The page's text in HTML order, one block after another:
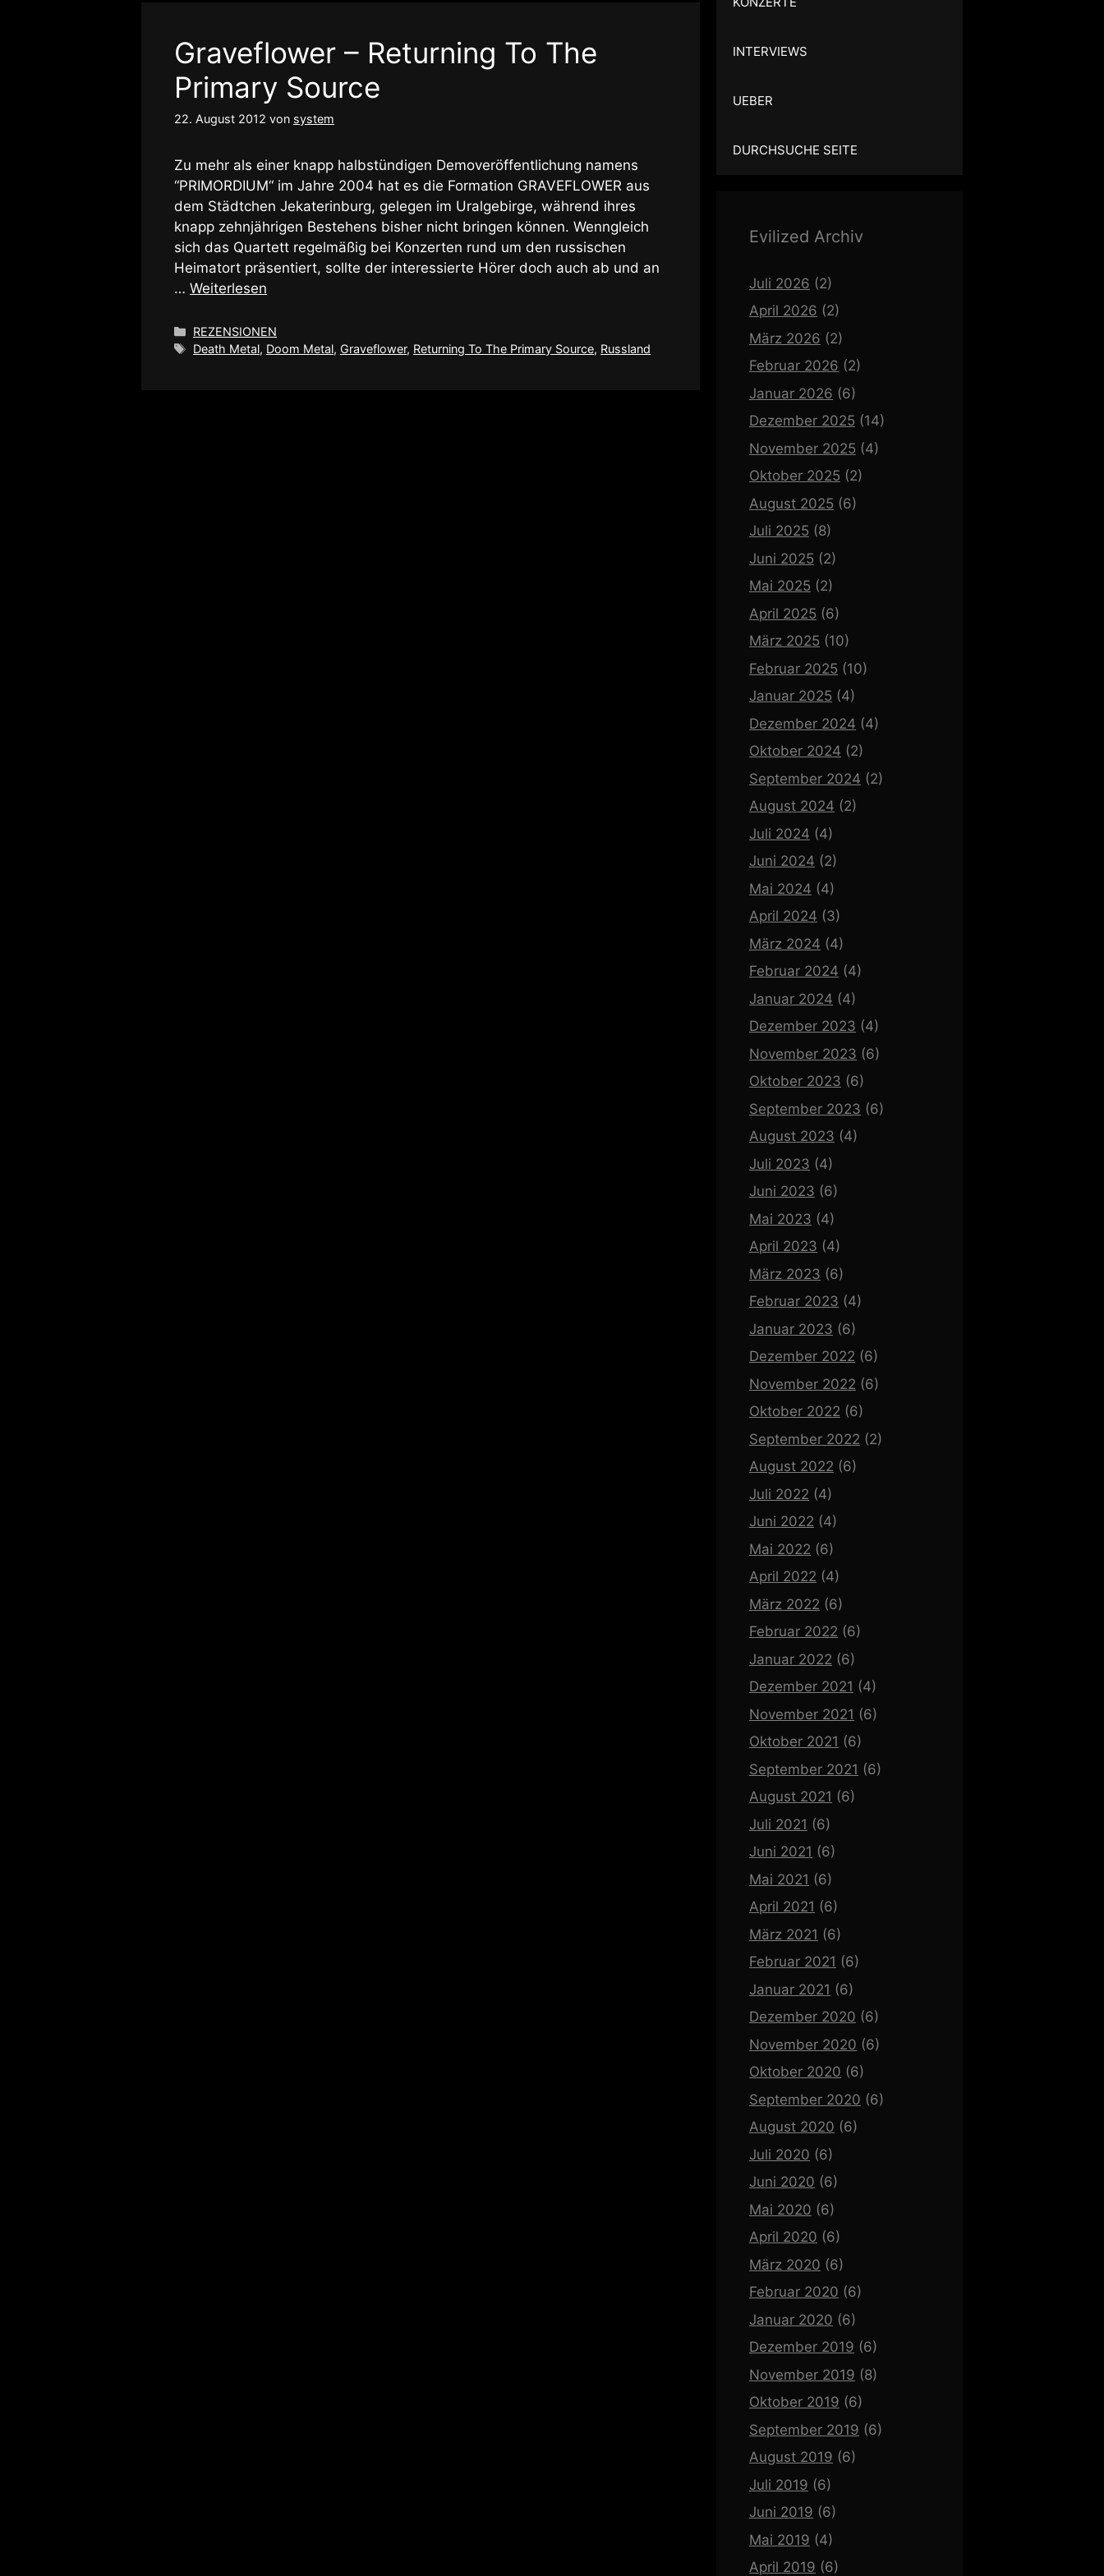
Graveflower – Returning To The
Primary Source
22. August 2012 von system
Zu mehr als einer knapp halbstündigen Demoveröffentlichung namens
“PRIMORDIUM“ im Jahre 2004 hat es die Formation GRAVEFLOWER aus
dem Städtchen Jekaterinburg, gelegen im Uralgebirge, während ihres
knapp zehnjährigen Bestehens bisher nicht bringen können. Wenngleich
sich das Quartett regelmäßig bei Konzerten rund um den russischen
Heimatort präsentiert, sollte der interessierte Hörer doch auch ab und an
… Weiterlesen
Kategorien
REZENSIONEN
Schlagwörter
Death Metal, Doom Metal, Graveflower, Returning To The Primary Source, Russland
INTERVIEWS
UEBER
DURCHSUCHE SEITE
Evilized Archiv
Juli 2026 (2)
April 2026 (2)
März 2026 (2)
Februar 2026 (2)
Januar 2026 (6)
Dezember 2025 (14)
November 2025 (4)
Oktober 2025 (2)
August 2025 (6)
Juli 2025 (8)
Juni 2025 (2)
Mai 2025 (2)
April 2025 (6)
März 2025 (10)
Februar 2025 (10)
Januar 2025 (4)
Dezember 2024 (4)
Oktober 2024 (2)
September 2024 (2)
August 2024 (2)
Juli 2024 (4)
Juni 2024 (2)
Mai 2024 (4)
April 2024 (3)
März 2024 (4)
Februar 2024 (4)
Januar 2024 (4)
Dezember 2023 (4)
November 2023 (6)
Oktober 2023 (6)
September 2023 (6)
August 2023 (4)
Juli 2023 (4)
Juni 2023 (6)
Mai 2023 (4)
April 2023 (4)
März 2023 (6)
Februar 2023 (4)
Januar 2023 (6)
Dezember 2022 (6)
November 2022 (6)
Oktober 2022 (6)
September 2022 (2)
August 2022 (6)
Juli 2022 (4)
Juni 2022 (4)
Mai 2022 (6)
April 2022 (4)
März 2022 (6)
Februar 2022 (6)
Januar 2022 (6)
Dezember 2021 (4)
November 2021 (6)
Oktober 2021 (6)
September 2021 (6)
August 2021 (6)
Juli 2021 (6)
Juni 2021 (6)
Mai 2021 (6)
April 2021 (6)
März 2021 (6)
Februar 2021 (6)
Januar 2021 (6)
Dezember 2020 (6)
November 2020 (6)
Oktober 2020 (6)
September 2020 (6)
August 2020 (6)
Juli 2020 (6)
Juni 2020 (6)
Mai 2020 (6)
April 2020 (6)
März 2020 (6)
Februar 2020 (6)
Januar 2020 (6)
Dezember 2019 (6)
November 2019 (8)
Oktober 2019 (6)
September 2019 (6)
August 2019 (6)
Juli 2019 (6)
Juni 2019 (6)
Mai 2019 (4)
April 2019 (6)